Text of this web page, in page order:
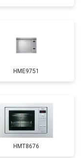
HME9751
HMT8676